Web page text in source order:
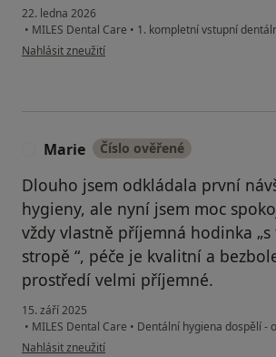
22. ledna 2026
• MILES Dental Care • 1. kompletní vstupní
podle názoru uživatele Eva
Nahlásit zneužití
Marie Číslo ověřené
Dlouho jsem odkládala první
hygieny, ale nyní jsem moc
vždy vlastně příjemná hodinka
stropě “, péče je kvalitní a
prostředí velmi příjemné.
15. září 2025
• MILES Dental Care • Dentální hygiena dospělí -
podle názoru uživatele Marie
Nahlásit zneužití